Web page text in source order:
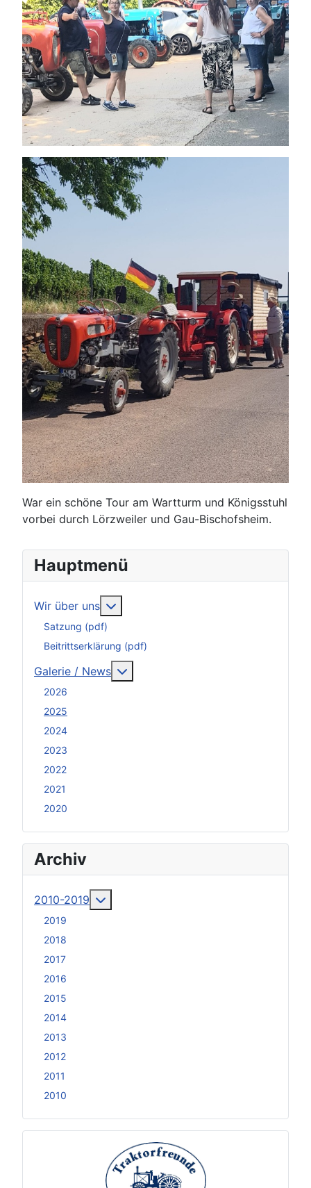
War ein schöne Tour am Wartturm und Königsstuhl
vorbei durch Lörzweiler und Gau-Bischofsheim.
Hauptmenü
Wir über uns
Satzung (pdf)
Beitrittserklärung (pdf)
Galerie / News
2026
2025
2024
2023
2022
2021
2020
Archiv
2010-2019
2019
2018
2017
2016
2015
2014
2013
2012
2011
2010